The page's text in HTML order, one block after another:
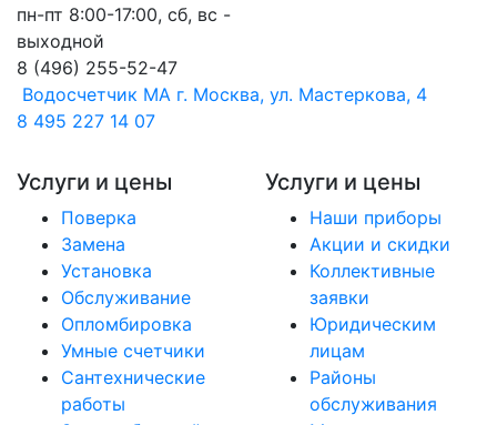
пн-пт 8:00-17:00, сб, вс -
выходной
8 (496) 255-52-47
Водосчетчик МА г. Москва, ул. Мастеркова, 4
8 495 227 14 07
Услуги и цены
Поверка
Замена
Установка
Обслуживание
Опломбировка
Умные счетчики
Сантехнические
работы
Услуги и цены
Наши приборы
Акции и скидки
Коллективные
заявки
Юридическим
лицам
Районы
обслуживания